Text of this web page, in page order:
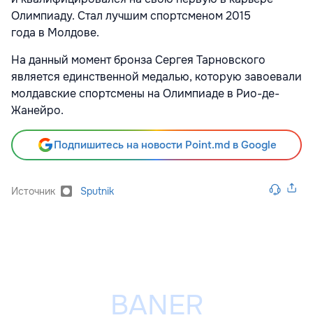
Олимпиаду. Стал лучшим спортсменом 2015
года в Молдове.
На данный момент бронза Сергея Тарновского
является единственной медалью, которую завоевали
молдавские спортсмены на Олимпиаде в Рио-де-
Жанейро.
Подпишитесь на новости Point.md в Google
Источник Sputnik